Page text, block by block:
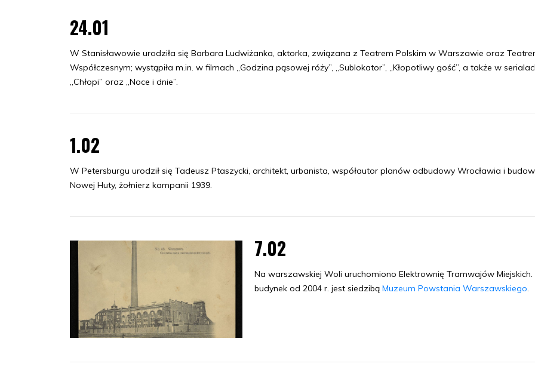
24.01
W Stanisławowie urodziła się Barbara Ludwiżanka, aktorka, związana z Teatrem Polskim w Warszawie oraz
Współczesnym; wystąpiła m.in. w filmach „Godzina pąsowej róży”, „Sublokator”, „Kłopotliwy gość”, a także w
„Chłopi” oraz „Noce i dnie”.
1.02
W Petersburgu urodził się Tadeusz Ptaszycki, architekt, urbanista, współautor planów odbudowy Wrocławia i
Nowej Huty, żołnierz kampanii 1939.
7.02
Na warszawskiej Woli uruchomiono Elektrownię Tramwajów Miejskich.
budynek od 2004 r. jest siedzibą Muzeum Powstania Warszawskiego.